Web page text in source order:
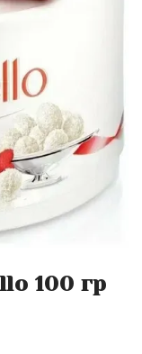
100 гр